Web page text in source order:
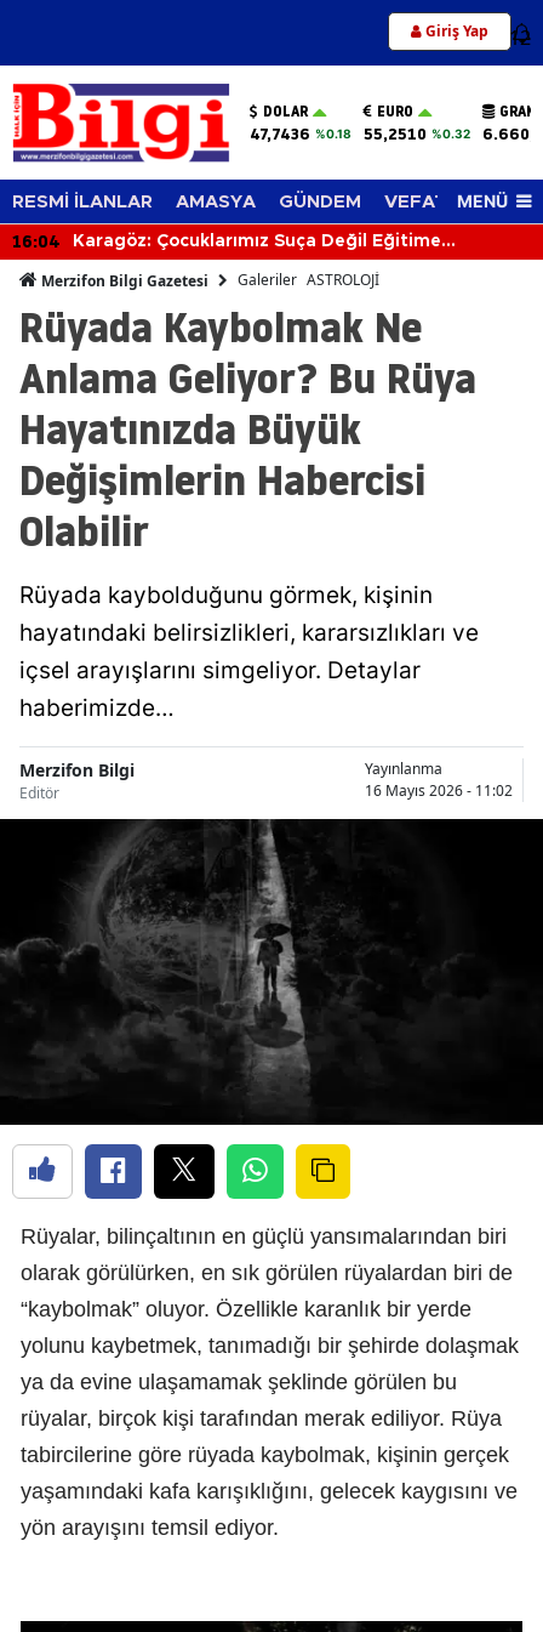
Giriş Yap 12
DOLAR
47,7436 %0.18
EURO
55,2510 %0.32
RESMİ İLANLAR AMASYA GÜNDEM VEFAT EDENLER
MENÜ
16:04
Karagöz: Çocuklarımız Suça Değil Eğitime
Merzifon Bilgi Gazetesi Galeriler ASTROLOJİ
Rüyada Kaybolmak Ne
Anlama Geliyor? Bu Rüya
Hayatınızda Büyük
Değişimlerin Habercisi
Olabilir
Rüyada kaybolduğunu görmek, kişinin
hayatındaki belirsizlikleri, kararsızlıkları ve
içsel arayışlarını simgeliyor. Detaylar
haberimizde…
Merzifon Bilgi
Editör
Yayınlanma
16 Mayıs 2026 - 11:02
Rüyalar, bilinçaltının en güçlü yansımalarından biri
olarak görülürken, en sık görülen rüyalardan biri de
“kaybolmak” oluyor. Özellikle karanlık bir yerde
yolunu kaybetmek, tanımadığı bir şehirde dolaşmak
ya da evine ulaşamamak şeklinde görülen bu
rüyalar, birçok kişi tarafından merak ediliyor. Rüya
tabircilerine göre rüyada kaybolmak, kişinin gerçek
yaşamındaki kafa karışıklığını, gelecek kaygısını ve
yön arayışını temsil ediyor.